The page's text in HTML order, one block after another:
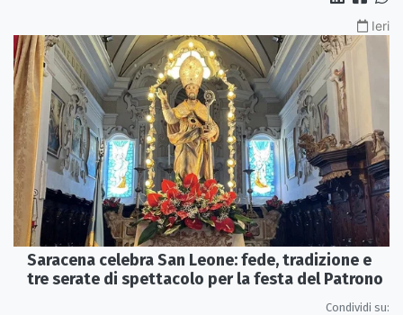
Ieri
Saracena celebra San Leone: fede, tradizione e
tre serate di spettacolo per la festa del Patrono
Condividi su: